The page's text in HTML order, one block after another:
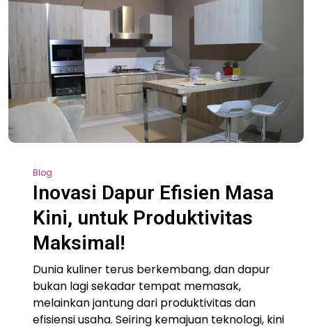
Blog
Inovasi Dapur Efisien Masa
Kini, untuk Produktivitas
Maksimal!
Dunia kuliner terus berkembang, dan dapur
bukan lagi sekadar tempat memasak,
melainkan jantung dari produktivitas dan
efisiensi usaha. Seiring kemajuan teknologi, kini